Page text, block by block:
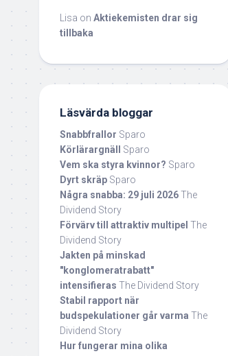
Lisa on Aktiekemisten drar sig
tillbaka
Läsvärda bloggar
Snabbfrallor Sparo
Körlärargnäll Sparo
Vem ska styra kvinnor? Sparo
Dyrt skräp Sparo
Några snabba: 29 juli 2026The
Dividend Story
Förvärv till attraktiv multipel The
Dividend Story
Jakten på minskad
"konglomeratrabatt"
intensifieras The Dividend Story
Stabil rapport när
budspekulationer går varma The
Dividend Story
Hur fungerar mina olika